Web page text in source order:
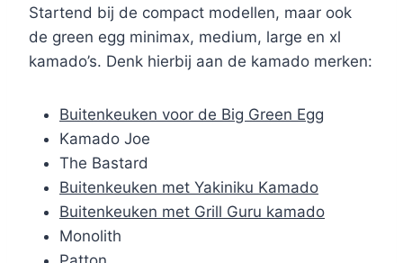
Startend bij de compact modellen, maar ook
de green egg minimax, medium, large en xl
kamado’s. Denk hierbij aan de kamado merken:
Buitenkeuken voor de Big Green Egg
Kamado Joe
The Bastard
Buitenkeuken met Yakiniku Kamado
Buitenkeuken met Grill Guru kamado
Monolith